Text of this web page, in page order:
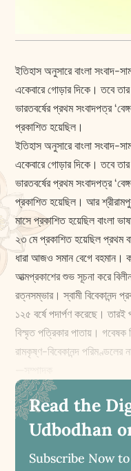
ইতিহাস অনুসারে বাংলা সংবাদ-
একেবারে গোড়ার দিকে। তবে
ভারতবর্ষের প্রথম সংবাদপত্র
প্রকাশিত হয়েছিল।
ইতিহাস অনুসারে বাংলা সংবাদ-
একেবারে গোড়ার দিকে। তবে
ভারতবর্ষের প্রথম সংবাদপত্র
প্রকাশিত হয়েছিল। আর
মাসে প্রকাশিত হয়েছিল বাংলা
২৩ মে প্রকাশিত হয়েছিল প্রথম
ধারা আজও সমান বেগে বহমান।
আত্মপ্রকাশের শুভ সূচনা করে
রত্নসম্ভার। স্বামী বিবেকানন্দ
১২৫ বর্ষে পদার্পণ করেছে।
বিস্মৃত পত্রিকার পাতায়।
রামকৃষ্ণ-বিবেকানন্দ পরিমণ্ডলের
Read the
Udbodhan
Subscribe Now